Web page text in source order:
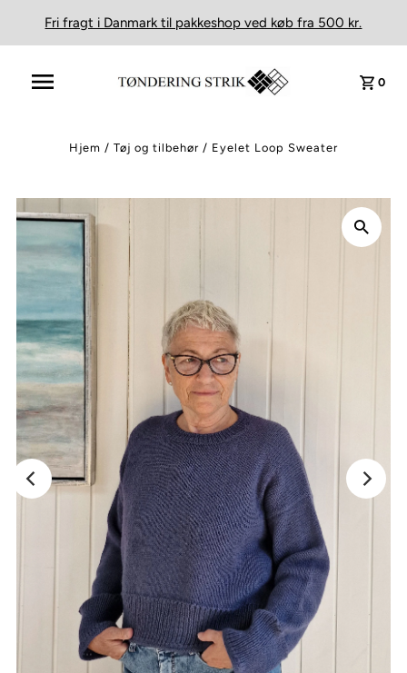
Fri fragt i Danmark til pakkeshop ved køb fra 500 kr.
0
Hjem / Tøj og tilbehør / Eyelet Loop Sweater